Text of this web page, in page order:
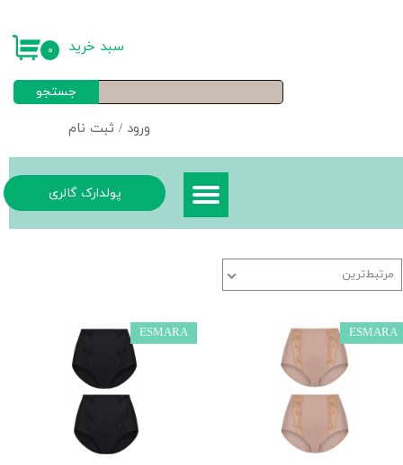
ورود / ثبت نام
خروج از حساب کاربری
جستجو
۰ سبد خرید
پولدارک گالری
مرتبط‌ترین
ESMARA
ESMARA